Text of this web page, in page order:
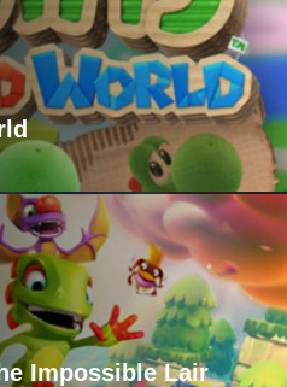
Impossible Lair